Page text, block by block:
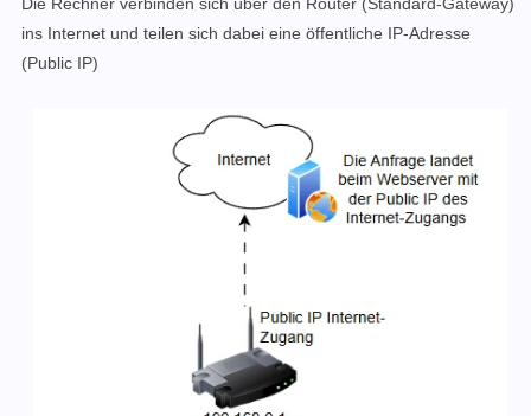
ins Internet und teilen sich dabei eine öffentliche IP-Adresse
(Public IP)